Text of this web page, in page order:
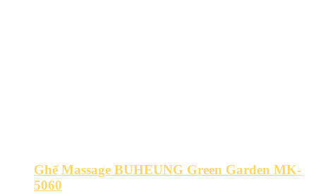
Ghế Massage BUHEUNG Green Garden MK-
5060